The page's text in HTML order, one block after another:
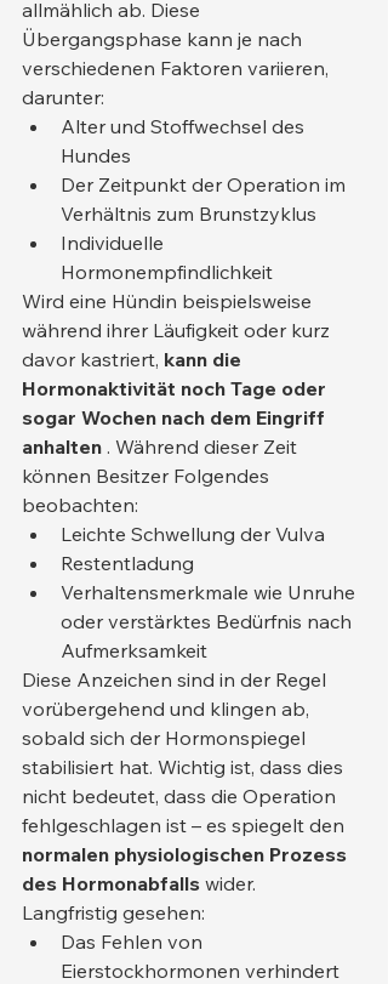
allmählich ab. Diese
Übergangsphase kann je nach
verschiedenen Faktoren variieren,
darunter:
Alter und Stoffwechsel des
Hundes
Der Zeitpunkt der Operation im
Verhältnis zum Brunstzyklus
Individuelle
Hormonempfindlichkeit
Wird eine Hündin beispielsweise
während ihrer Läufigkeit oder kurz
davor kastriert, kann die
Hormonaktivität noch Tage oder
sogar Wochen nach dem Eingriff
anhalten . Während dieser Zeit
können Besitzer Folgendes
beobachten:
Leichte Schwellung der Vulva
Restentladung
Verhaltensmerkmale wie Unruhe
oder verstärktes Bedürfnis nach
Aufmerksamkeit
Diese Anzeichen sind in der Regel
vorübergehend und klingen ab,
sobald sich der Hormonspiegel
stabilisiert hat. Wichtig ist, dass dies
nicht bedeutet, dass die Operation
fehlgeschlagen ist – es spiegelt den
normalen physiologischen Prozess
des Hormonabfalls wider.
Langfristig gesehen:
Das Fehlen von
Eierstockhormonen verhindert